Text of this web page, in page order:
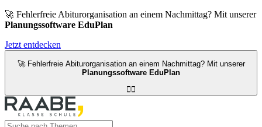
🚀 Fehlerfreie Abiturorganisation an einem Nachmittag? Mit unserer
Planungssoftware EduPlan
Jetzt entdecken
🚀 Fehlerfreie Abiturorganisation an einem Nachmittag? Mit unserer
Planungssoftware EduPlan
